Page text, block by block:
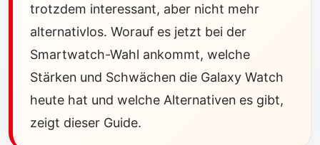
trotzdem interessant, aber nicht mehr
alternativlos. Worauf es jetzt bei der
Smartwatch-Wahl ankommt, welche
Stärken und Schwächen die Galaxy Watch
heute hat und welche Alternativen es gibt,
zeigt dieser Guide.